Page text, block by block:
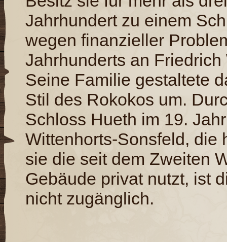
Jahrhundert zu einem
wegen finanzieller
Jahrhunderts an
Seine Familie gestaltete
Stil des Rokokos um.
Schloss Hueth im 19.
Wittenhorts-Sonsfeld, die
sie die seit dem Zweiten
Gebäude privat nutzt, ist
nicht zugänglich.